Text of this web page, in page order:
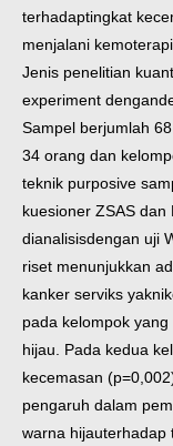
terhadaptingkat
menjalani
Jenis penelitian
experiment dengan
Sampel berjumlah
34 orang dan
teknik purposive
kuesioner ZSAS
dianalisisdengan uji
riset menunjukkan
kanker serviks yakni
pada kelompok
hijau. Pada kedua
kecemasan
pengaruh dalam
warna hijauterhadap